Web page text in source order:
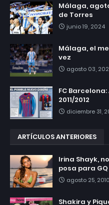
Málaga,
de Torres
junio 19, 2024
Málaga, el
vez
agosto 03,
FC
2011/2012
diciembre 31,
ARTÍCULOS ANTERIORES
Irina Shayk,
posa para GQ
agosto 25, 2010
Shakira y